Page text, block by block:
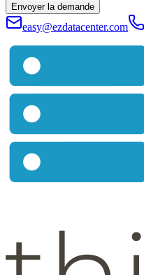
Envoyer la demande
easy@ezdatacenter.com